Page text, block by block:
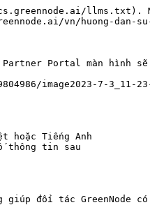
llms.txt).
vn/huong-dan-
Portal màn hình sẽ
image2023-7-3_11-
hoặc Tiếng Anh
thông tin sau
đối tác GreenNode